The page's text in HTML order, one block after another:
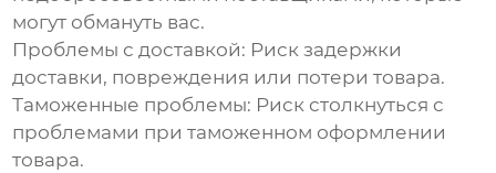
могут обмануть вас.
Проблемы с доставкой: Риск задержки
доставки, повреждения или потери товара.
Таможенные проблемы: Риск столкнуться с
проблемами при таможенном оформлении
товара.